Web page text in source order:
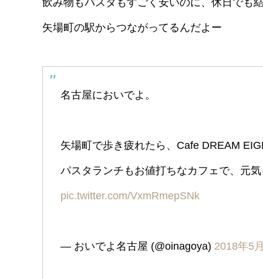
飲み物もパスタもすごく安いのに、休日でも
矢場町の駅からつながってるんだよー
名古屋においでよ。
矢場町で歩き疲れたら、Cafe DREAM
パスタランチもお値打ちなカフェで、元
pic.twitter.com/VxmRmepSNk
— おいでよ名古屋 (@oinagoya) 2018年5